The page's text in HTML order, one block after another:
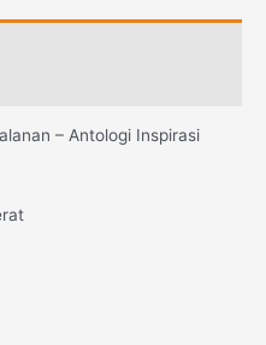
– Antologi Inspirasi